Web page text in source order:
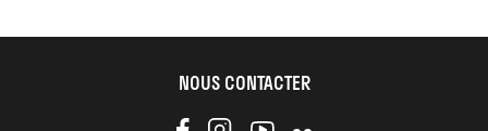
NOUS CONTACTER